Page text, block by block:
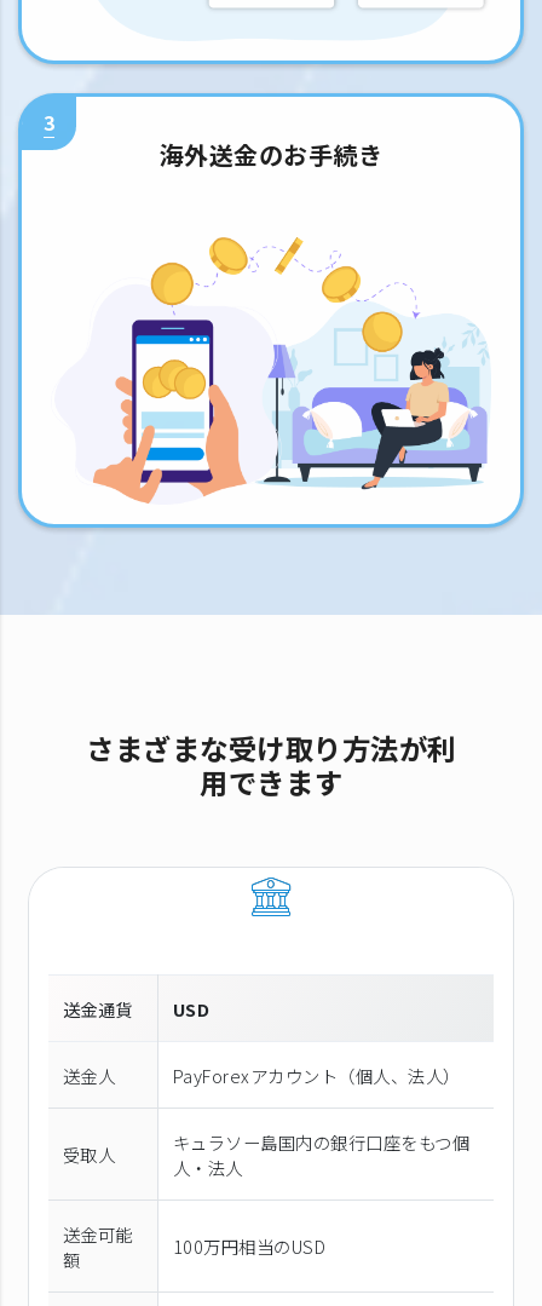
3
海外送金のお手続き
さまざまな受け取り方法が利
用できます
送金通貨 USD
送金人 PayForexアカウント（個⼈、法⼈）
受取人
キュラソー島国内の銀行口座をもつ個
人・法人
送金可能
額
100万円相当のUSD